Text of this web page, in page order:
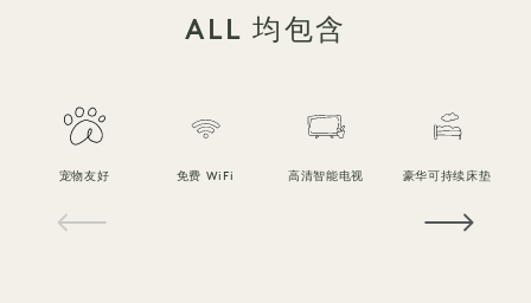
ALL 均包含
宠物友好 免费 WiFi 高清智能电视 豪华可持续床垫